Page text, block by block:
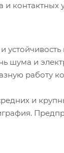
и
шума и
работу
и